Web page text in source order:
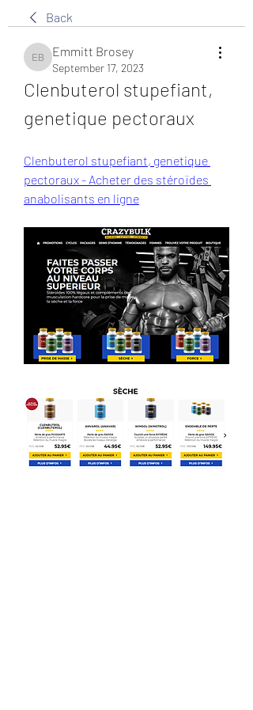
Back
Emmitt Brosey
Emmitt Brosey
September 17, 2023
Clenbuterol stupefiant,
genetique pectoraux
Clenbuterol stupefiant, genetique
pectoraux - Acheter des stéroïdes
anabolisants en ligne